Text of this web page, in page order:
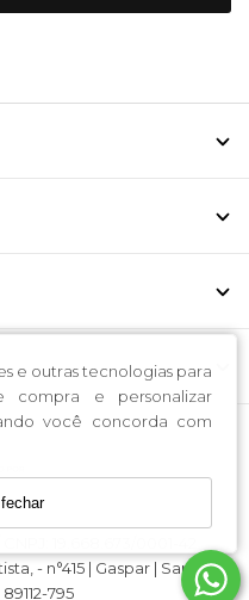
e outras tecnologias para
compra e personalizar
você concorda com
- n°415 | Gaspar | Santa
795